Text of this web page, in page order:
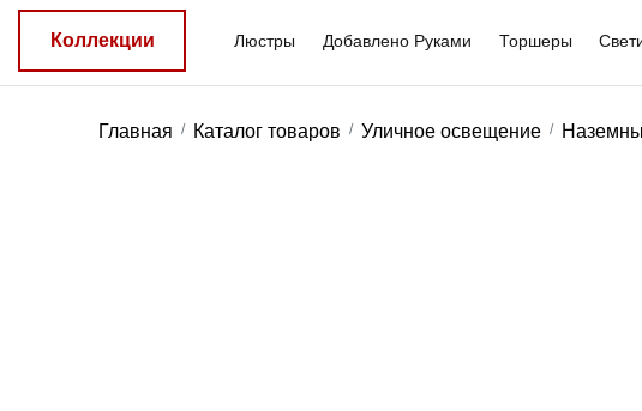
Коллекции Люстры Добавлено Руками Торшеры
Главная Каталог товаров Уличное освещение